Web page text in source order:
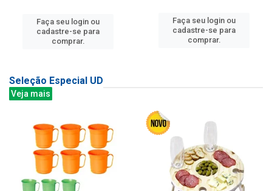
Faça seu login ou
cadastre-se para
comprar.
Faça seu login ou
cadastre-se para
comprar.
Seleção Especial UD
Veja mais